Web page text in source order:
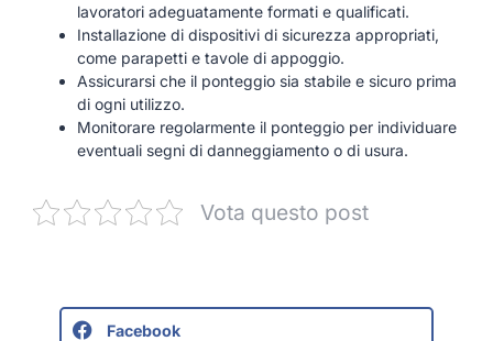
lavoratori adeguatamente formati e qualificati.
Installazione di dispositivi di sicurezza appropriati,
come parapetti e tavole di appoggio.
Assicurarsi che il ponteggio sia stabile e sicuro prima
di ogni utilizzo.
Monitorare regolarmente il ponteggio per individuare
eventuali segni di danneggiamento o di usura.
Vota questo post
Facebook